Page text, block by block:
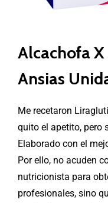
Alcachofa X
Ansias
Me recetaron
quito el apetito, pero
Elaborado con el
Por ello, no acuden
nutricionista para
profesionales, sino